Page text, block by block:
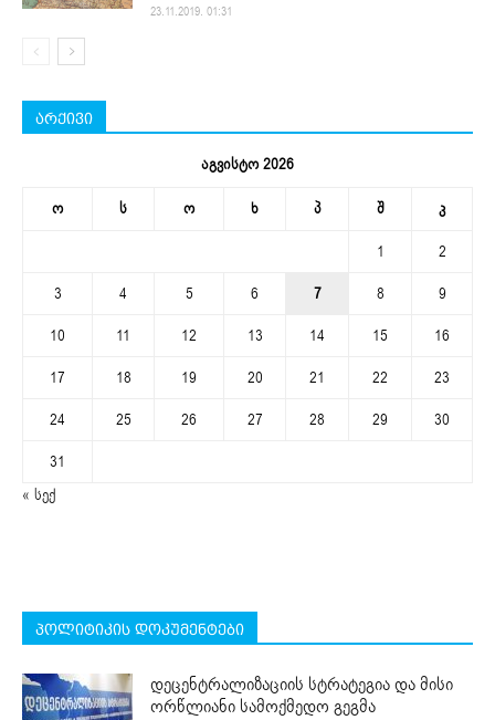
23.11.2019. 01:31
არქივი
აგვისტო 2026
ო ს ო ხ პ შ კ
1
2
3
4 5 6 7 8
9
10
11 12 13 14 15
16
17
18 19 20 21 22
23
24
25 26 27 28 29
30
31
« სექ
პოლიტიკის დოკუმენტები
დეცენტრალიზაციის სტრატეგია და მისი
ორწლიანი სამოქმედო გეგმა